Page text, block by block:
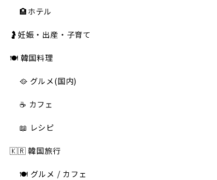
🏨ホテル
🤰妊娠・出産・子育て
🍽 韓国料理
🥘 グルメ(国内)
☕️ カフェ
📖 レシピ
🇰🇷 韓国旅行
🍽 グルメ / カフェ